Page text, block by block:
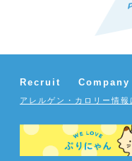
Recruit Company
アレルゲン・カロリー情報